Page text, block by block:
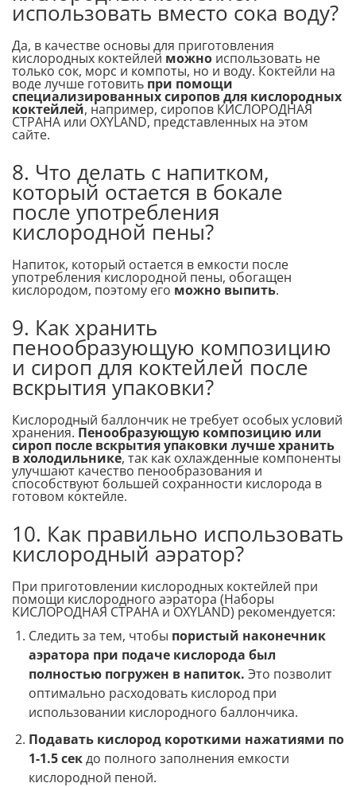
использовать вместо сока воду?
Да, в качестве основы для приготовления
кислородных коктейлей можно использовать не
только сок, морс и компоты, но и воду. Коктейли на
воде лучше готовить при помощи
специализированных сиропов для кислородных
коктейлей, например, сиропов КИСЛОРОДНАЯ
СТРАНА или OXYLAND, представленных на этом
сайте.
8. Что делать с напитком,
который остается в бокале
после употребления
кислородной пены?
Напиток, который остается в емкости после
употребления кислородной пены, обогащен
кислородом, поэтому его можно выпить.
9. Как хранить
пенообразующую композицию
и сироп для коктейлей после
вскрытия упаковки?
Кислородный баллончик не требует особых условий
хранения. Пенообразующую композицию или
сироп после вскрытия упаковки лучше хранить
в холодильнике, так как охлажденные компоненты
улучшают качество пенообразования и
способствуют большей сохранности кислорода в
готовом коктейле.
10. Как правильно использовать
кислородный аэратор?
При приготовлении кислородных коктейлей при
помощи кислородного аэратора (Наборы
КИСЛОРОДНАЯ СТРАНА и OXYLAND) рекомендуется:
Следить за тем, чтобы пористый наконечник
аэратора при подаче кислорода был
полностью погружен в напиток. Это позволит
оптимально расходовать кислород при
использовании кислородного баллончика.
Подавать кислород короткими нажатиями по
1-1.5 секдо полного заполнения емкости
кислородной пеной.